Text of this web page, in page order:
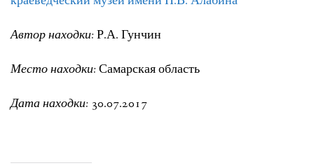
ДОКУМЕНТЫ
ВЕРСИЯ ДЛЯ СЛАБОВИДЯЩИХ
Автор находки: Р.А. Гунчин
Место находки: Самарская область
Дата находки: 30.07.2017